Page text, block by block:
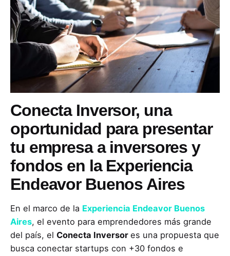
Conecta Inversor, una
oportunidad para presentar
tu empresa a inversores y
fondos en la Experiencia
Endeavor Buenos Aires
En el marco de la Experiencia Endeavor Buenos
Aires, el evento para emprendedores más grande
del país, el Conecta Inversor es una propuesta que
busca conectar startups con +30 fondos e